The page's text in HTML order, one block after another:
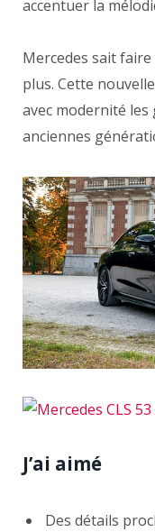
accentuer la
Mercedes sait
plus. Cette
avec modernité
anciennes
J’ai aimé
Des détails